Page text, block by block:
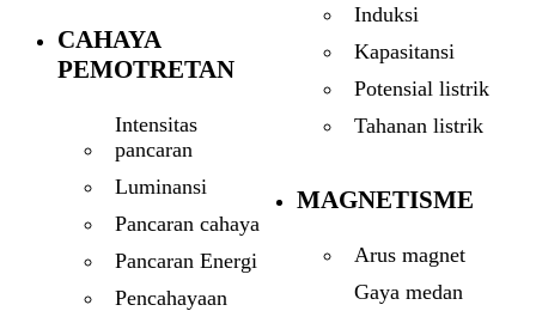
CAHAYA
PEMOTRETAN
Intensitas
pancaran
Luminansi
Pancaran cahaya
Pancaran Energi
Pencahayaan
Induksi
Kapasitansi
Potensial listrik
Tahanan listrik
MAGNETISME
Arus magnet
Gaya medan